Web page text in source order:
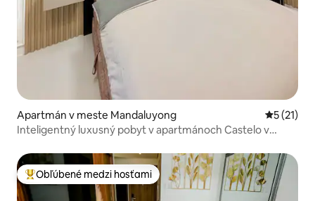
Apartmán v meste Mandaluyong
5 (21)
Inteligentný luxusný pobyt v apartmánoch Castelo v
Najobľúbenejšie medzi hosťami
Obľúbené medzi hosťami